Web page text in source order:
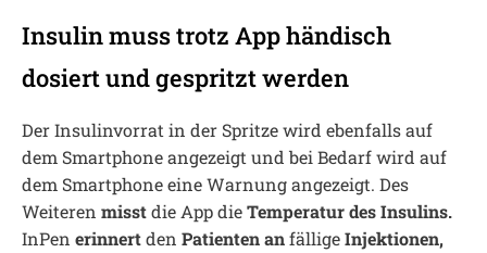
Insulin muss trotz App händisch
dosiert und gespritzt werden
Der Insulinvorrat in der Spritze wird ebenfalls auf
dem Smartphone angezeigt und bei Bedarf wird auf
dem Smartphone eine Warnung angezeigt. Des
Weiteren misstdie App dieTemperatur des Insulins.
InPen erinnertden PatientenanfälligeInjektionen,